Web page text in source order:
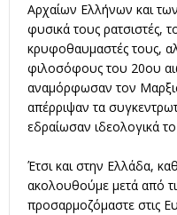
Αρχαίων Ελλήνων και
φυσικά τους ρατσιστές,
κρυφοθαυμαστές τους,
φιλοσόφους του 20ου
αναμόρφωσαν τον
απέρριψαν τα
εδραίωσαν ιδεολογικά
Έτσι και στην Ελλάδα,
ακολουθούμε μετά από τις
προσαρμοζόμαστε στις